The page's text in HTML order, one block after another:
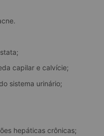
capilar e calvície;
sistema urinário;
hepáticas crônicas;